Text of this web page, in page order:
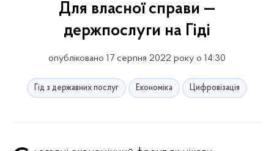
Для власної справи —
держпослуги на Гіді
опубліковано 17 серпня 2022 року о 14:30
Гід з державних послуг Економіка Цифровізація